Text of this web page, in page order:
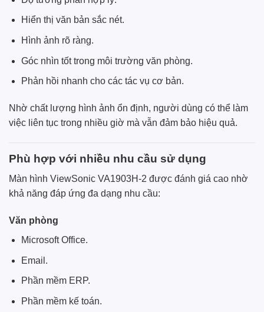
Hiển thị văn bản sắc nét.
Hình ảnh rõ ràng.
Góc nhìn tốt trong môi trường văn phòng.
Phản hồi nhanh cho các tác vụ cơ bản.
Nhờ chất lượng hình ảnh ổn định, người dùng có thể làm
việc liên tục trong nhiều giờ mà vẫn đảm bảo hiệu quả.
Phù hợp với nhiều nhu cầu sử dụng
Màn hình ViewSonic VA1903H-2 được đánh giá cao nhờ
khả năng đáp ứng đa dạng nhu cầu:
Văn phòng
Microsoft Office.
Email.
Phần mềm ERP.
Phần mềm kế toán.